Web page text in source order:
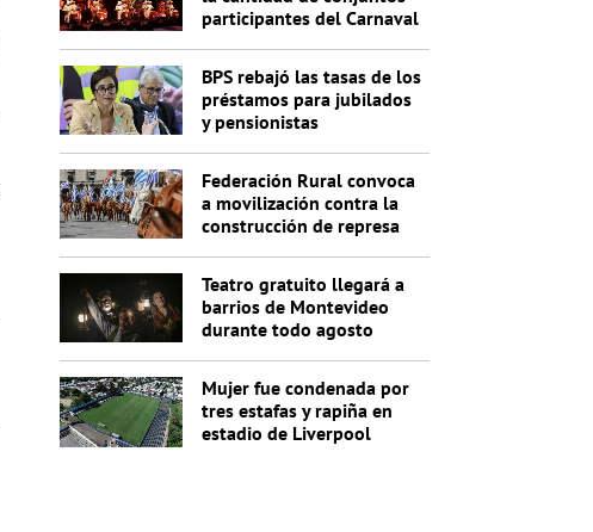
participantes del Carnaval
BPS rebajó las tasas de los
préstamos para jubilados
y pensionistas
Federación Rural convoca
a movilización contra la
construcción de represa
Teatro gratuito llegará a
barrios de Montevideo
durante todo agosto
Mujer fue condenada por
tres estafas y rapiña en
estadio de Liverpool